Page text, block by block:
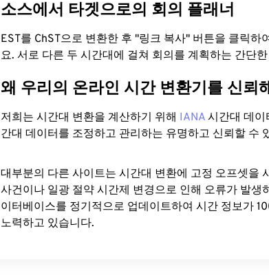
소스에서 타겟으로의 회의 플래너
EST를 ChST으로 변환한 후 "링크 복사" 버튼을 클릭하
요. 서로 다른 두 시간대에 걸쳐 회의를 계획하는 간단
왜 우리의 온라인 시간 변환기를 신뢰
저희는 시간대 변환을 계산하기 위해 IANA 시간대 데이
간대 데이터를 조정하고 관리하는 유명하고 신뢰할 수
대부분의 다른 사이트는 시간대 변환에 ​​고정 오프셋을
사건이나 일광 절약 시간제 변경으로 인해 오류가 발생
이터베이스를 정기적으로 업데이트하여 시간 정보가
노력하고 있습니다.